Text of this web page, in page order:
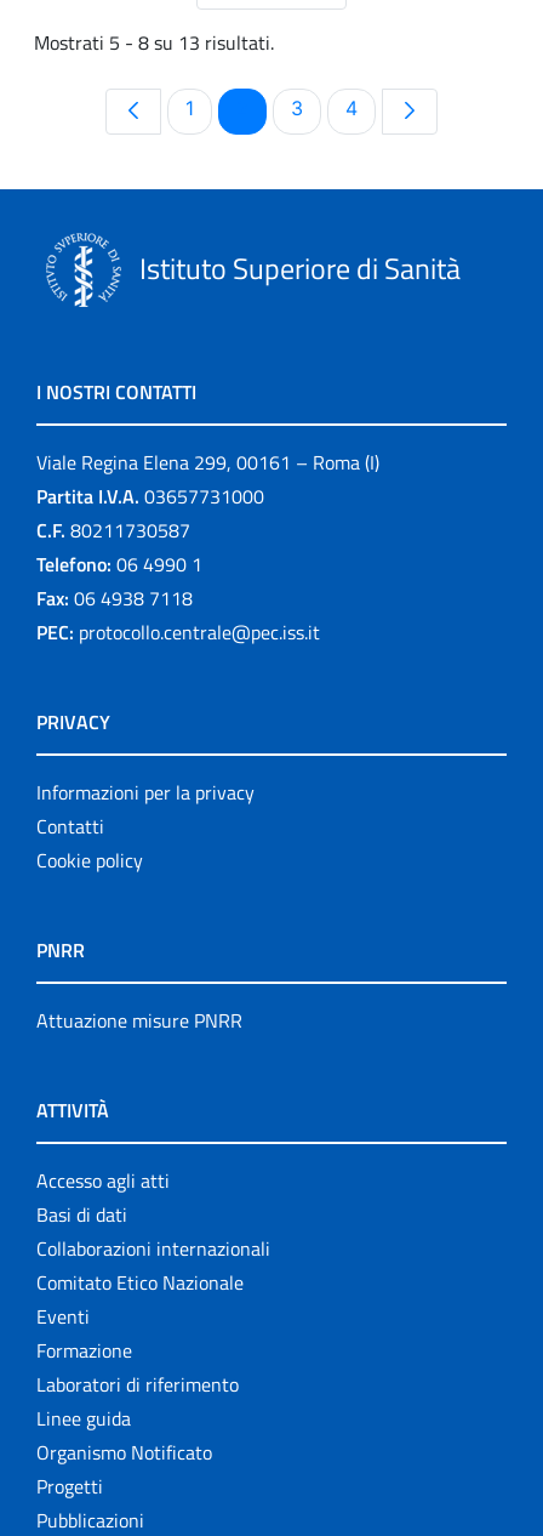
Mostrati 5 - 8 su 13 risultati.
Pagina
1 PaginaPagina
3 Pagina
4
Istituto Superiore di Sanità
I NOSTRI CONTATTI
Viale Regina Elena 299, 00161 – Roma (I)
Partita I.V.A. 03657731000
C.F. 80211730587
Telefono: 06 4990 1
Fax: 06 4938 7118
PEC: protocollo.centrale@pec.iss.it
PRIVACY
Informazioni per la privacy
Contatti
Cookie policy
PNRR
Attuazione misure PNRR
ATTIVITÀ
Accesso agli atti
Basi di dati
Collaborazioni internazionali
Comitato Etico Nazionale
Eventi
Formazione
Laboratori di riferimento
Linee guida
Organismo Notificato
Progetti
Pubblicazioni